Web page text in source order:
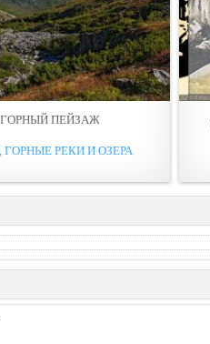
ГОРНЫЙ ПЕЙЗАЖ
ГОРНЫЕ РЕКИ И ОЗЕРА